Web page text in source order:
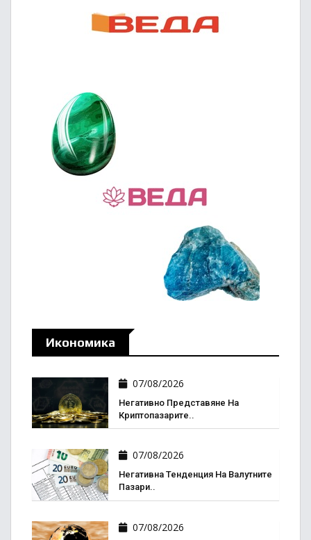
Икономика
07/08/2026
Негативно Представяне На
Криптопазарите..
07/08/2026
Негативна Тенденция На Валутните
Пазари..
07/08/2026